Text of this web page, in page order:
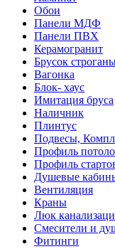
Обои
Панели МДФ
Панели ПВХ
Керамогранит
Брусок
Вагонка
Блок- хаус
Имитация бруса
Наличник
Плинтус
Подвесы,
Профиль
Профиль
Душевые
Вентиляция
Краны
Люк
Смесители и
Фитинги